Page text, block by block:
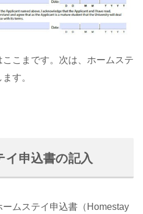
こまです。次は、ホームステ
す。
イ申込書の記入
ムステイ申込書（Homestay